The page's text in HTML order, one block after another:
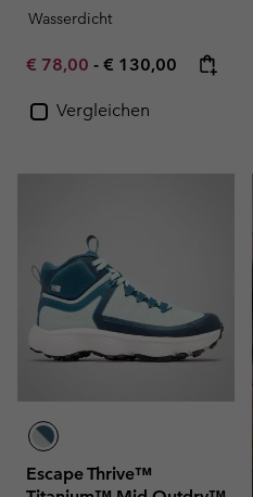
Wasserdicht
Minimum sale price:
€ 78,00 - Maximum price:
€ 130,00
Vergleichen
Escape Thrive™